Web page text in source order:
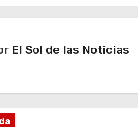
El Sol de las Noticias